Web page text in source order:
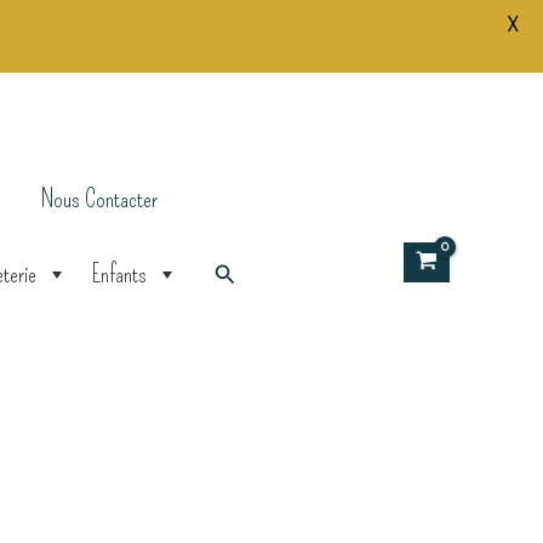
Nous Contacter
Enfants Rechercher
X